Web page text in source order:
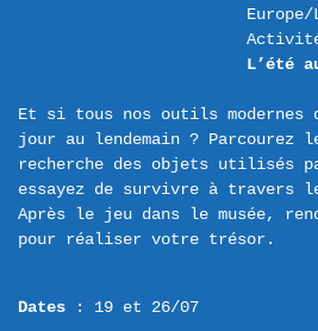
Europe/
L’été
Et si tous nos outils modernes
jour au lendemain ? Parcourez
recherche des objets utilisés
essayez de survivre à travers
Après le jeu dans le musée,
Dates : 19 et 26/07